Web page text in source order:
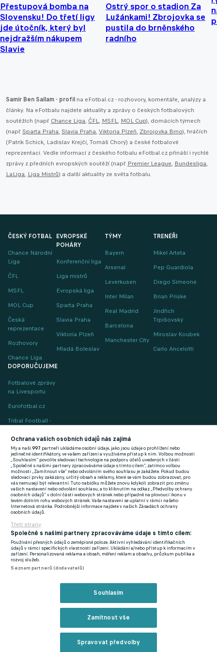
Přestupová bomba na
Slovensku! Do třetí ligy
jde útočník, který byl
nejdražším nákupem
Slavie
Ostrý spor o stadion Za
Lužánkami! Zbrojovka se
pustila do brněnského
radního
Samir Ben Sallam - profil na eFotbal.cz - rozhovory, komentáře, analýzy a
články. Na eFotbalu najdete aktuality a zprávy o českých fotbalových
soutěžích (např. Chance Liga, ČFL, MSFL, MOL Cup), domácích týmech
(např. Sparta Praha, Slavia Praha, Viktoria Plzeň, Zbrojovka Brno), hráčích
(Patrik Schick, Ladislav Krejčí, Tomáš Chorý) a české fotbalové
reprezentaci. Vedle informací z českého fotbalu eFotbal.cz přináší i rychlé
zprávy z předních evropských soutěží (např. Premier League, Bundesliga,
LaLiga, Liga Mistrů) a další aktuality ze světa fotbalu.
ČESKÝ FOTBAL
Chance Národní
Liga
ČFL
MSFL
MOL Cup
Česká
reprezentace
Rozhovory
Chance Liga
EVROPSKÉ
POHÁRY
Konferenční liga
Liga mistrů
Evropská liga
Sparta Praha
Slavia Praha
Viktoria Plzeň
Mladá Boleslav
TÝMY
Bayern
Arsenal
Leverkusen
Inter Milan
Real Madrid
Barcelona
Manchester City
TRENÉŘI
Mikel Arteta
Pep Guardiola
Diego Simeone
Brian Priske
Jindřich
Trpišovský
Miroslav Koubek
Carlo Ancelotti
DOPORUČUJEME
Fotbalové zprávy
na Livesportu
Eurofotbal.cz
Tribal Football -
(EN)
FlashFutbal (SK)
Tenisportal.cz
Tenisové zprávy
na Livesportu
Podmínky užití
Zásady ochrany osobních údajů
GDPR a žurnalistika
Ochrana vašich osobních údajů nás zajímá
My a naši997 partneři ukládáme osobní údaje, jako jsou údaje o prohlížení nebo
jedinečné identifikátory, ve vašem zařízení a využíváme přístup k nim. Volbou možnosti
„Souhlasím“ povolíte sledovací technologie na podporu účelů uvedených v části
„Společně s našimi partnery zpracováváme údaje s tímto cílem“, zatímco volbou
možnosti „Zamítnout vše“ nebo odvoláním svého souhlasu je zakážete. Pokud budou
sledovací prvky zakázány, určitý obsah a reklamy, které se vám budou zobrazovat, pro
vás nemusejí být relevantní. Tuto nabídku můžete znovu kdykoli zobrazit pro změnu
vašich nastavení nebo odvolání souhlasu, a to kliknutím na odkaz „Předvolby ochrany
osobních údajů“ v dolní části webových stránek nebo případně na plovoucí ikonu v
levém dolním rohu webových stránek. Vaše nastavení se uplatní v rámci našeho
Internetová stránka. Podrobnější informace najdete v našich Zásadách ochrany
osobních údajů.
Třetí strany
Společně s našimi partnery zpracováváme údaje s tímto cílem:
Používání přesných údajů o zeměpisné poloze. Aktivní vyhledávání identifikačních
údajů v rámci specifických vlastností zařízení. Ukládání a/nebo přístup k informacím v
zařízení. Personalizovaná reklama a obsah, měření reklam a obsahu, průzkum publika a
rozvoj služeb.
Seznam partnerů (dodavatelů)
Souhlasím
Zamítnout vše
Spravovat předvolby